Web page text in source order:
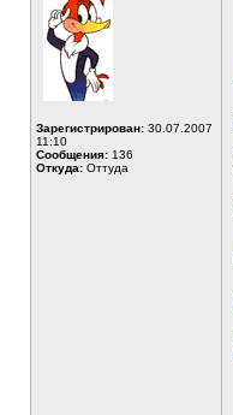
Зарегистрирован: 30.07.2007
11:10
Сообщения: 136
Откуда: Оттуда